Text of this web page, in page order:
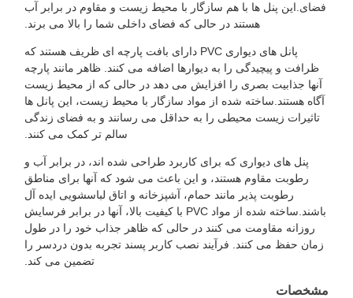
فضای.این پنل ها با هم سازگار با محیط زیست و مقاوم در برابر آب
هستند در حالی که فضای داخلی شما را بالا می برند.
پانل های دیواری PVC دارای بافت پارچه ای ظریف هستند که
ظرافت و پیچیدگی را به دیوارها اضافه می کنند. ظاهر مانند پارچه
آنها جذابیت بصری را افزایش می دهد در حالی که از محیط زیست
آگاه هستند.ساخته شده از مواد سازگار با محیط زیست، این پانل ها
تاثیرات زیست محیطی را به حداقل می رسانند و به فضای زندگی
سالم تر کمک می کنند.
پنل های دیواری که برای کاربرد طراحی شده اند، در برابر آب و
رطوبت مقاوم هستند، و این باعث می شود که آنها برای مناطق
رطوبت پذیر مانند حمام، آشپزخانه و اتاق لباسشویی ایده آل
باشند.ساخته شده از مواد PVC با کیفیت بالا، آنها در برابر فرسایش
روزانه مقاومت می کنند در حالی که ظاهر جذاب خود را در طول
زمان حفظ می کنند. فرآیند نصب کاربر پسند تجربه بدون دردسر را
تضمین می کند.
مشخصات